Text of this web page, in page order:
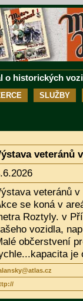
o historických
SLUŽBY
veteránů
veteránů
se koná v
Roztyly. v
vozidla,
občerstvení
je